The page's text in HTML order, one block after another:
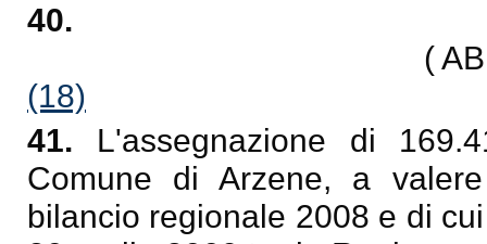
40.
(
(18)
41. L'assegnazione di
Comune di Arzene, a
bilancio regionale 2008 e di